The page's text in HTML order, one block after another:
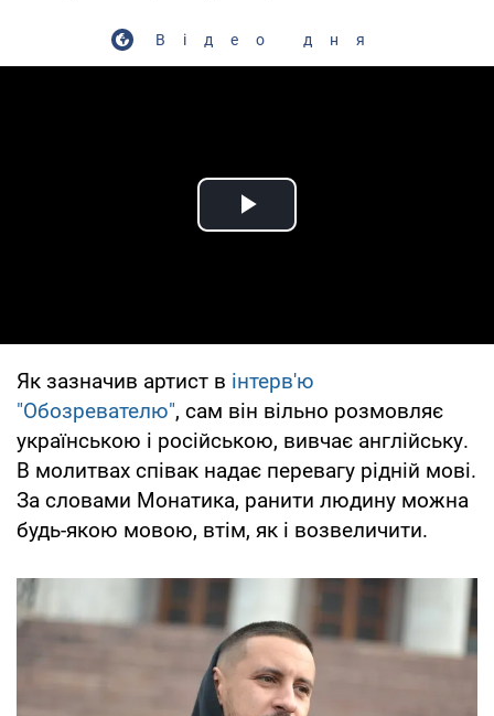
Відео дня
Play Video
Як зазначив артист в інтерв'ю
"Обозревателю", сам він вільно розмовляє
українською і російською, вивчає англійську.
В молитвах співак надає перевагу рідній мові.
За словами Монатика, ранити людину можна
будь-якою мовою, втім, як і возвеличити.